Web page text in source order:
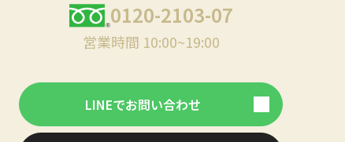
0120-2103-07
営業時間 10:00~19:00
LINEでお問い合わせ